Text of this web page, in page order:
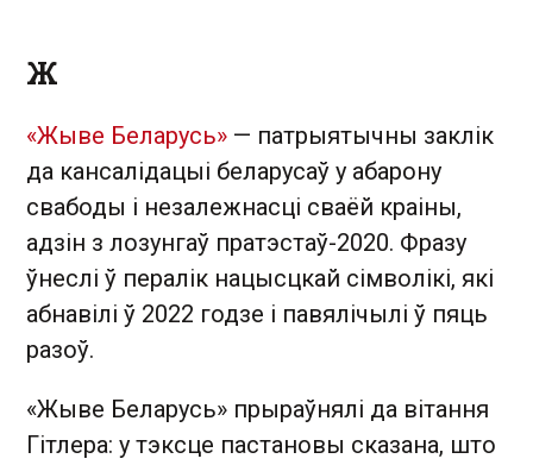
Ж
«Жыве Беларусь» — патрыятычны заклік
да кансалідацыі беларусаў у абарону
свабоды і незалежнасці сваёй краіны,
адзін з лозунгаў пратэстаў-2020. Фразу
ўнеслі ў пералік нацысцкай сімволікі, які
абнавілі ў 2022 годзе і павялічылі ў пяць
разоў.
«Жыве Беларусь» прыраўнялі да вітання
Гітлера: у тэксце пастановы сказана, што